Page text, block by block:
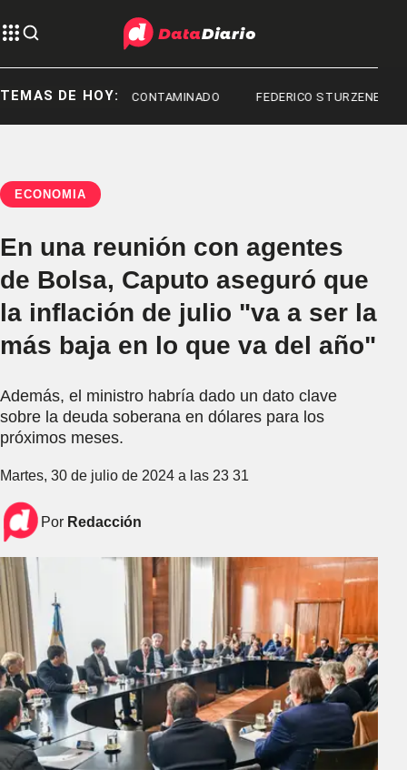
TEMAS DE HOY:
FENTANILO CONTAMINADO FEDERICO STURZENEGGER
ECONOMÍA
En una reunión con agentes
de Bolsa, Caputo aseguró que
la inflación de julio "va a ser la
más baja en lo que va del año"
Además, el ministro habría dado un dato clave
sobre la deuda soberana en dólares para los
próximos meses.
Martes, 30 de julio de 2024 a las 23 31
Por Redacción